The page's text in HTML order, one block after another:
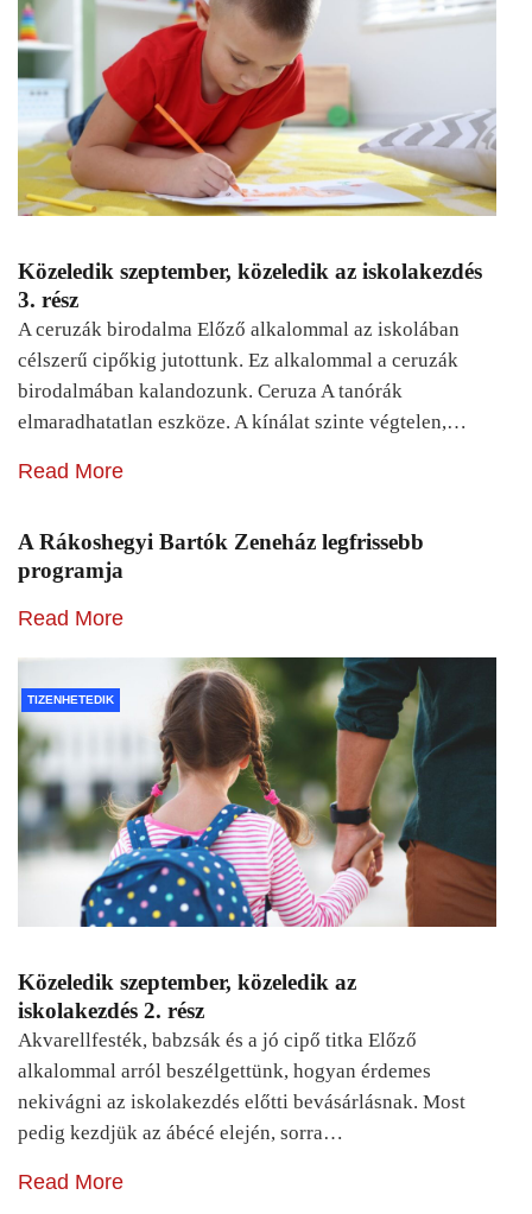
Közeledik szeptember, közeledik az iskolakezdés
3. rész
A ceruzák birodalma Előző alkalommal az iskolában
célszerű cipőkig jutottunk. Ez alkalommal a ceruzák
birodalmában kalandozunk. Ceruza A tanórák
elmaradhatatlan eszköze. A kínálat szinte végtelen,…
Read More
A Rákoshegyi Bartók Zeneház legfrissebb
programja
Read More
TIZENHETEDIK
Közeledik szeptember, közeledik az
iskolakezdés 2. rész
Akvarellfesték, babzsák és a jó cipő titka Előző
alkalommal arról beszélgettünk, hogyan érdemes
nekivágni az iskolakezdés előtti bevásárlásnak. Most
pedig kezdjük az ábécé elején, sorra…
Read More